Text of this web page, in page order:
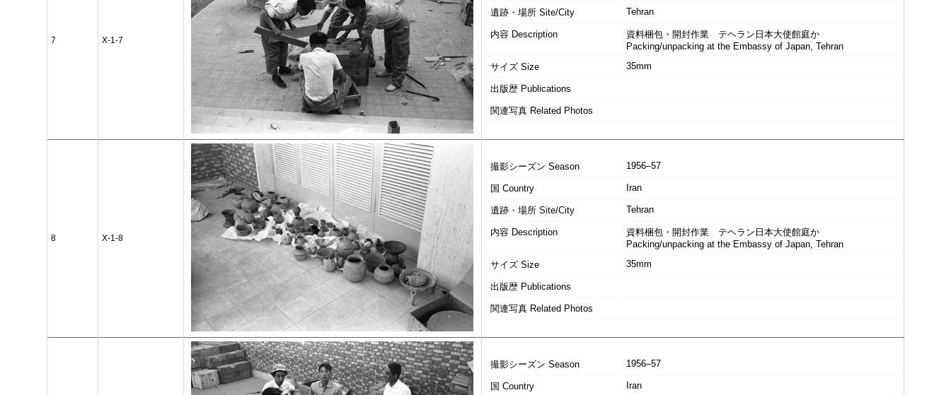
7 X-1-7
遺跡・場所 Site/City Tehran
内容 Description
資料梱包・開封作業 テヘラン日本大使館庭か
Packing/unpacking at the Embassy of Japan, Tehran
サイズ Size
35mm
出版歴 Publications
関連写真 Related Photos
8 X-1-8
撮影シーズン Season 1956–57
国 Country Iran
遺跡・場所 Site/City Tehran
内容 Description
資料梱包・開封作業 テヘラン日本大使館庭か
Packing/unpacking at the Embassy of Japan, Tehran
サイズ Size
35mm
出版歴 Publications
関連写真 Related Photos
撮影シーズン Season 1956–57
国 Country Iran